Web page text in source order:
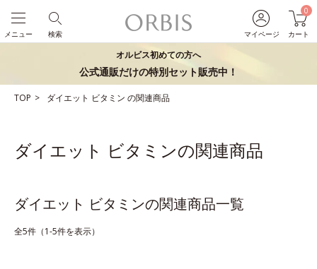
マイページ
0
カート
検索
メニュー
オルビス初めての方へ
公式通販だけの特別セット販売中！
TOP ダイエット ビタミン の関連商品
ダイエット ビタミンの関連商品
ダイエット ビタミンの関連商品一覧
全5件（1-5件を表示）